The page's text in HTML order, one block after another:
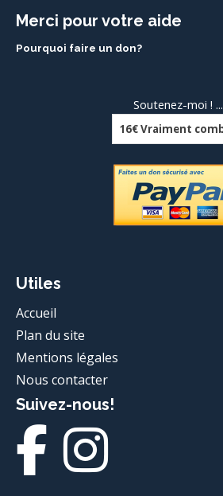
Merci pour votre aide
Pourquoi faire un don?
Soutenez-moi ! ...
Utiles
Accueil
Plan du site
Mentions légales
Nous contacter
Suivez-nous!